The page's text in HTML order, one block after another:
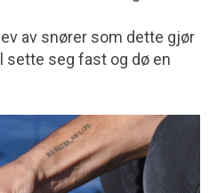
av snører som dette gjør
sette seg fast og dø en